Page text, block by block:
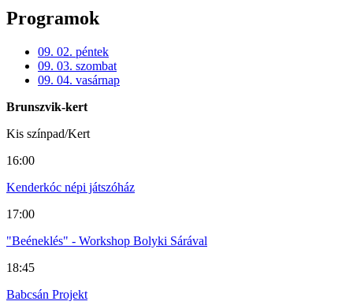
Programok
09. 02. péntek
09. 03. szombat
09. 04. vasárnap
Brunszvik-kert
Kis színpad/Kert
16:00
Kenderkóc népi játszóház
17:00
"Beéneklés" - Workshop Bolyki Sárával
18:45
Babcsán Projekt